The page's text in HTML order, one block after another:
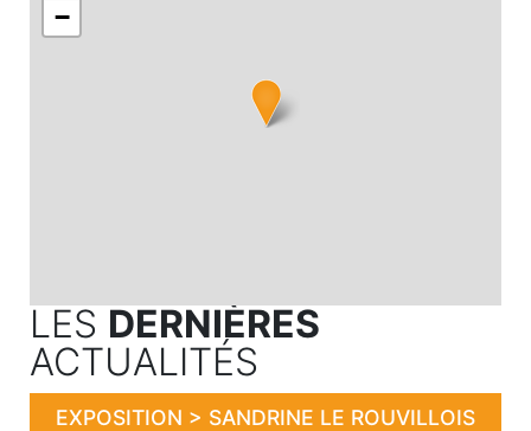
−
LES DERNIÈRES
ACTUALITÉS
EXPOSITION > SANDRINE LE ROUVILLOIS